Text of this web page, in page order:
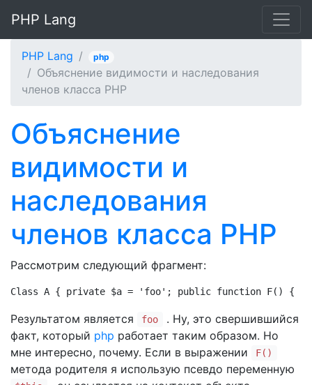
PHP Lang
PHP Lang php
Объяснение видимости и наследования
членов класса PHP
Объяснение
видимости и
наследования
членов класса PHP
Рассмотрим следующий фрагмент:
Class A { private $a = 'foo'; public function F() {
Результатом является foo
. Ну, это свершившийся
факт, который php работает таким образом. Но
мне интересно, почему. Если в выражении
F()
метода родителя я использую псевдо переменную